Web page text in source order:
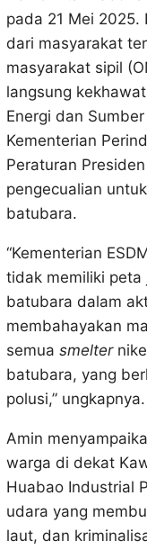
pada 21 Mei 2025.
dari masyarakat
masyarakat sipil
langsung
Energi dan
Kementerian
Peraturan
pengecualian
batubara.
“Kementerian
tidak memiliki peta
batubara dalam
membahayakan
semua smelter
batubara, yang
polusi,” ungkapnya.
Amin
warga di dekat
Huabao Industrial
udara yang
laut, dan